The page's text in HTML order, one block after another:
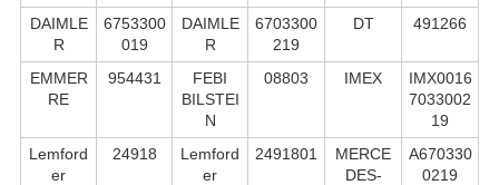
DAIMLE
R
6753300
019
DAIMLE
R
6703300
219
DT 491266
EMMER
RE
954431
FEBI
BILSTEI
N
08803 IMEX
IMX0016
7033002
19
Lemford
er
24918
Lemford
er
2491801
MERCE
DES-
A670330
0219